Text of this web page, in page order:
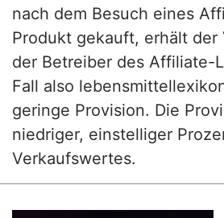
nach dem Besuch eines
Produkt gekauft, erhält der
der Betreiber des Affiliate-
Fall also
geringe Provision. Die
niedriger, einstelliger
Verkaufswertes.